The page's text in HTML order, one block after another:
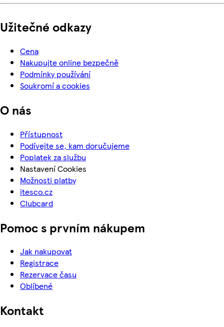
Užitečné odkazy
Cena
Nakupujte online bezpečně
Podmínky používání
Soukromí a cookies
O nás
Přístupnost
Podívejte se, kam doručujeme
Poplatek za službu
Nastavení Cookies
Možnosti platby
itesco.cz
Clubcard
Pomoc s prvním nákupem
Jak nakupovat
Registrace
Rezervace času
Oblíbené
Kontakt